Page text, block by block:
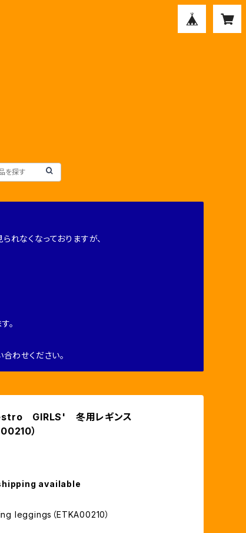
なくなっておりますが、
。
わせください。
GIRLS' 冬用レギンス
）
available
leggings（ETKA00210）